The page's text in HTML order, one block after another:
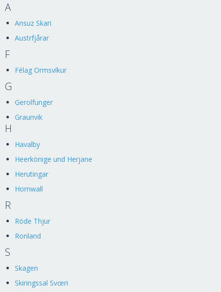
A
Ansuz Skari
Austrfjårar
F
Félag Ormsvíkur
G
Gerolfunger
Graunvik
H
Havalby
Heerkönige und Herjane
Herutingar
Hornwall
R
Röde Thjur
Ronland
S
Skagen
Skiringssal Svœri